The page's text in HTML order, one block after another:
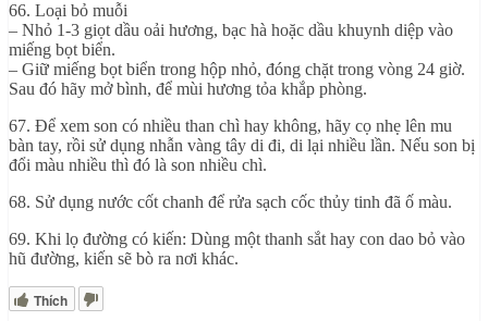
66. Loại bỏ muỗi
– Nhỏ 1-3 giọt dầu oải hương, bạc hà hoặc dầu khuynh diệp vào
miếng bọt biển.
– Giữ miếng bọt biển trong hộp nhỏ, đóng chặt trong vòng 24 giờ.
Sau đó hãy mở bình, để mùi hương tỏa khắp phòng.
67. Để xem son có nhiều than chì hay không, hãy cọ nhẹ lên mu
bàn tay, rồi sử dụng nhẫn vàng tây di đi, di lại nhiều lần. Nếu son bị
đổi màu nhiều thì đó là son nhiều chì.
68. Sử dụng nước cốt chanh để rửa sạch cốc thủy tinh đã ố màu.
69. Khi lọ đường có kiến: Dùng một thanh sắt hay con dao bỏ vào
hũ đường, kiến sẽ bò ra nơi khác.
Thích